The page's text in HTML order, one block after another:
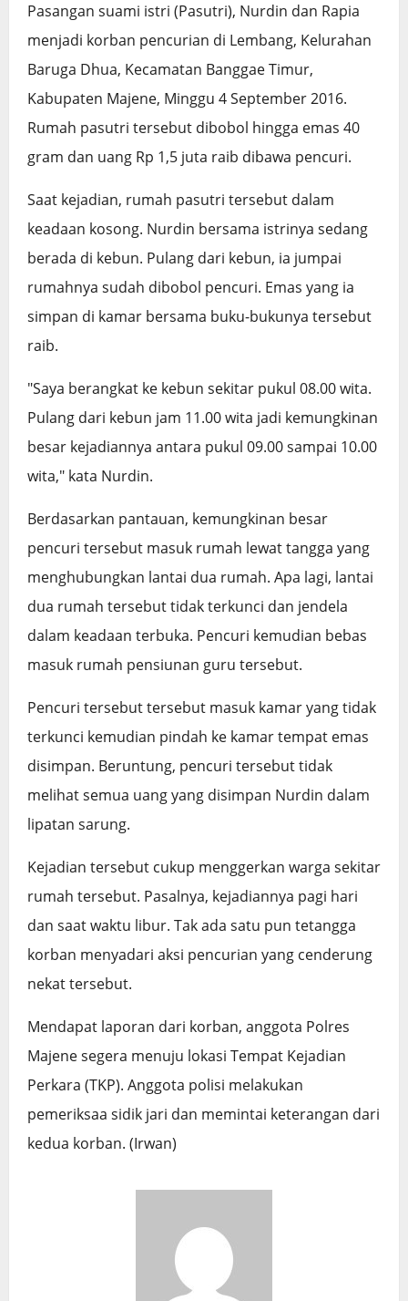
Pasangan suami istri (Pasutri), Nurdin dan Rapia
menjadi korban pencurian di Lembang, Kelurahan
Baruga Dhua, Kecamatan Banggae Timur,
Kabupaten Majene, Minggu 4 September 2016.
Rumah pasutri tersebut dibobol hingga emas 40
gram dan uang Rp 1,5 juta raib dibawa pencuri.
Saat kejadian, rumah pasutri tersebut dalam
keadaan kosong. Nurdin bersama istrinya sedang
berada di kebun. Pulang dari kebun, ia jumpai
rumahnya sudah dibobol pencuri. Emas yang ia
simpan di kamar bersama buku-bukunya tersebut
raib.
"Saya berangkat ke kebun sekitar pukul 08.00 wita.
Pulang dari kebun jam 11.00 wita jadi kemungkinan
besar kejadiannya antara pukul 09.00 sampai 10.00
wita," kata Nurdin.
Berdasarkan pantauan, kemungkinan besar
pencuri tersebut masuk rumah lewat tangga yang
menghubungkan lantai dua rumah. Apa lagi, lantai
dua rumah tersebut tidak terkunci dan jendela
dalam keadaan terbuka. Pencuri kemudian bebas
masuk rumah pensiunan guru tersebut.
Pencuri tersebut tersebut masuk kamar yang tidak
terkunci kemudian pindah ke kamar tempat emas
disimpan. Beruntung, pencuri tersebut tidak
melihat semua uang yang disimpan Nurdin dalam
lipatan sarung.
Kejadian tersebut cukup menggerkan warga sekitar
rumah tersebut. Pasalnya, kejadiannya pagi hari
dan saat waktu libur. Tak ada satu pun tetangga
korban menyadari aksi pencurian yang cenderung
nekat tersebut.
Mendapat laporan dari korban, anggota Polres
Majene segera menuju lokasi Tempat Kejadian
Perkara (TKP). Anggota polisi melakukan
pemeriksaa sidik jari dan memintai keterangan dari
kedua korban. (Irwan)